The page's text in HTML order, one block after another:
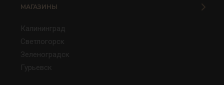
МАГАЗИНЫ
Калининград
Светлогорск
Зеленоградск
Гурьевск